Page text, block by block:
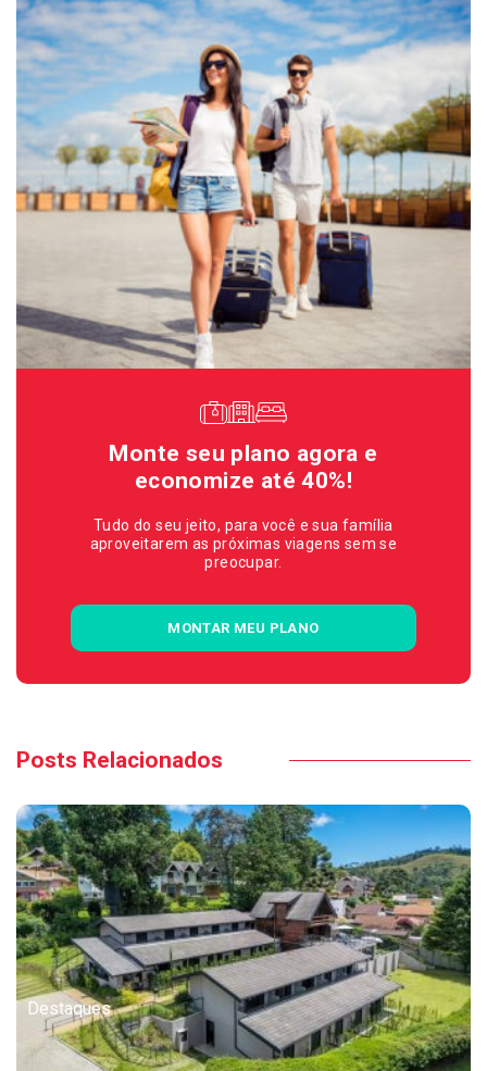
Monte seu plano agora e
economize até 40%!
Tudo do seu jeito, para você e sua família
aproveitarem as próximas viagens sem se
preocupar.
MONTAR MEU PLANO
Posts Relacionados
Destaques